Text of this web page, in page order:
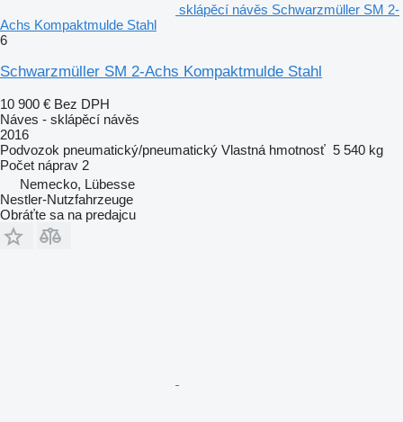
sklápěcí návěs Schwarzmüller SM 2-
Achs Kompaktmulde Stahl
6
Schwarzmüller SM 2-Achs Kompaktmulde Stahl
10 900 € Bez DPH
Náves - sklápěcí návěs
2016
Podvozok pneumatický/pneumatický Vlastná hmotnosť 5 540 kg
Počet náprav 2
Nemecko, Lübesse
Nestler-Nutzfahrzeuge
Obráťte sa na predajcu